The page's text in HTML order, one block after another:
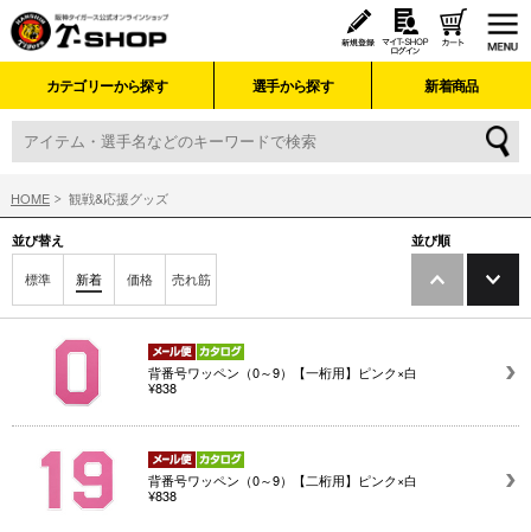
カテゴリーから探す 選手から探す 新着商品
HOME 観戦&応援グッズ
並び替え
標準 新着 価格 売れ筋
並び順
背番号ワッペン（0～9）【一桁用】ピンク×白
¥838
背番号ワッペン（0～9）【二桁用】ピンク×白
¥838